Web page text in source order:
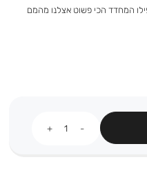
המחדד הכי פשוט אצלנו מהמם